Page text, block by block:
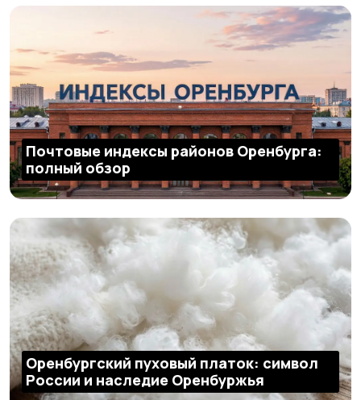
Почтовые индексы районов Оренбурга:
полный обзор
Оренбургский пуховый платок: символ
России и наследие Оренбуржья